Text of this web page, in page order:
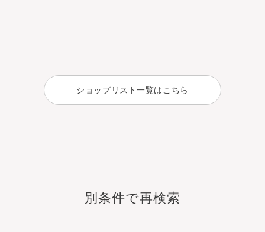
ショップリスト一覧はこちら
別条件で再検索